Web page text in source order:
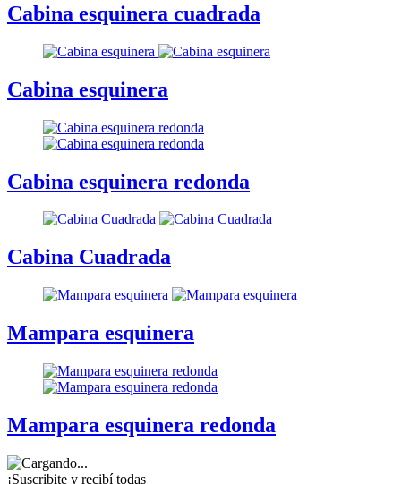
Cabina esquinera cuadrada
Cabina esquinera
Cabina esquinera redonda
Cabina Cuadrada
Mampara esquinera
Mampara esquinera redonda
¡Suscribite y recibí todas